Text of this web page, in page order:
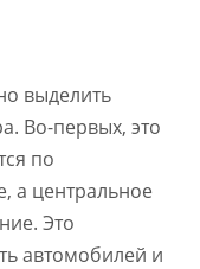
выделить
Во-первых, это
по
а центральное
Это
автомобилей и